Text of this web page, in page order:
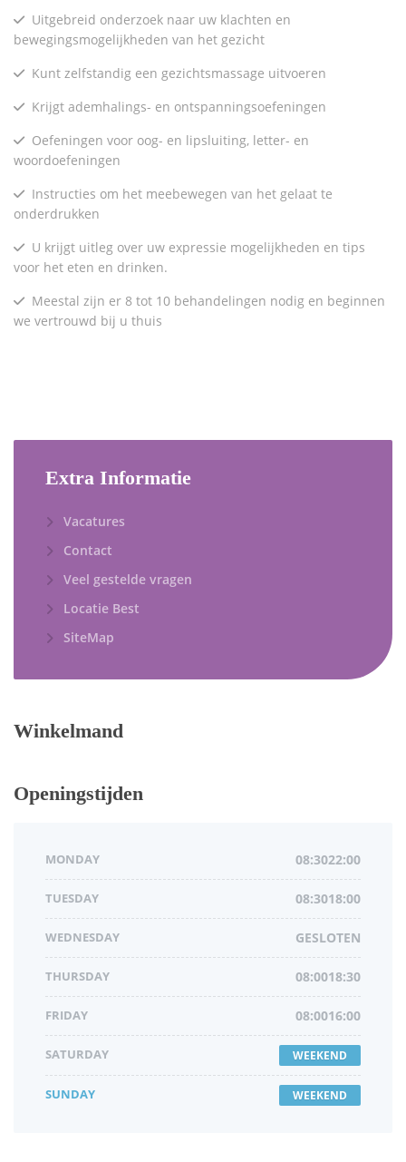
Uitgebreid onderzoek naar uw klachten en
bewegingsmogelijkheden van het gezicht
Kunt zelfstandig een gezichtsmassage uitvoeren
Krijgt ademhalings- en ontspanningsoefeningen
Oefeningen voor oog- en lipsluiting, letter- en
woordoefeningen
Instructies om het meebewegen van het gelaat te
onderdrukken
U krijgt uitleg over uw expressie mogelijkheden en tips
voor het eten en drinken.
Meestal zijn er 8 tot 10 behandelingen nodig en beginnen
we vertrouwd bij u thuis
Extra Informatie
Vacatures
Contact
Veel gestelde vragen
Locatie Best
SiteMap
Winkelmand
Openingstijden
MONDAY 08:3022:00
TUESDAY 08:3018:00
WEDNESDAY GESLOTEN
THURSDAY 08:0018:30
FRIDAY 08:0016:00
SATURDAY WEEKEND
SUNDAY WEEKEND